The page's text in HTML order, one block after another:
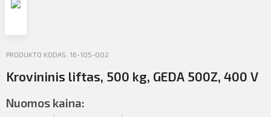
Kontaktai
PRODUKTO KODAS: 16-105-002
Krovininis liftas, 500 kg, GEDA 500Z, 400 V
Nuomos kaina: